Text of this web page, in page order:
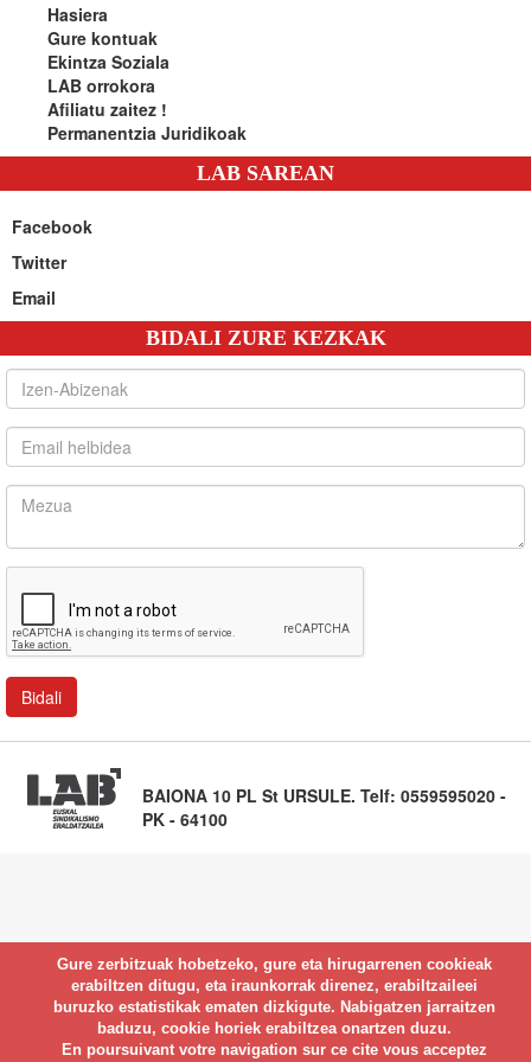
Hasiera
Gure kontuak
Ekintza Soziala
LAB orrokora
Afiliatu zaitez !
Permanentzia Juridikoak
LAB SAREAN
Facebook
Twitter
Email
BIDALI ZURE KEZKAK
BAIONA 10 PL St URSULE. Telf: 0559595020 -
PK - 64100
Gure zerbitzuak hobetzeko, gure eta hirugarrenen cookieak
erabiltzen ditugu, eta iraunkorrak direnez, erabiltzaileei
buruzko estatistikak ematen dizkigute. Nabigatzen jarraitzen
baduzu, cookie horiek erabiltzea onartzen duzu.
En poursuivant votre navigation sur ce cite vous acceptez